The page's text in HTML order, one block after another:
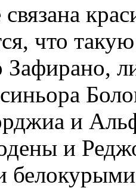
что
Зафирано,
и
и